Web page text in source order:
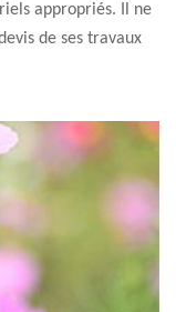
appropriés. Il ne
de ses travaux